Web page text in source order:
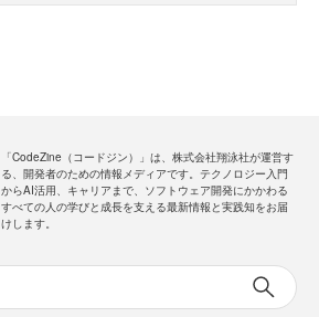
「CodeZine（コードジン）」は、株式会社翔泳社が運営す
る、開発者のための情報メディアです。テクノロジー入門
からAI活用、キャリアまで、ソフトウェア開発にかかわる
すべての人の学びと成長を支える最新情報と実践知をお届
けします。